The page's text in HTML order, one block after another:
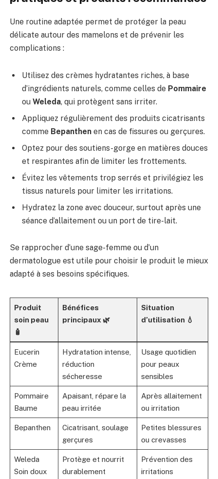
Une routine adaptée permet de protéger la peau
délicate autour des mamelons et de prévenir les
complications :
Utilisez des crèmes hydratantes riches, à base
d’ingrédients naturels, comme celles de Pommaire
ou Weleda, qui protègent sans irriter.
Appliquez régulièrement des produits cicatrisants
comme Bepanthen en cas de fissures ou gerçures.
Optez pour des soutiens-gorge en matières douces
et respirantes afin de limiter les frottements.
Évitez les vêtements trop serrés et privilégiez les
tissus naturels pour limiter les irritations.
Hydratez la zone avec douceur, surtout après une
séance d’allaitement ou un port de tire-lait.
Se rapprocher d’une sage-femme ou d’un
dermatologue est utile pour choisir le produit le mieux
adapté à ses besoins spécifiques.
Produit
soin peau
🧴
Bénéfices
principaux 🌿
Situation
d’utilisation 💧
Eucerin
Crème
Hydratation intense,
réduction
sécheresse
Usage quotidien
pour peaux
sensibles
Pommaire
Baume
Apaisant, répare la
peau irritée
Après allaitement
ou irritation
Bepanthen
Cicatrisant, soulage
gerçures
Petites blessures
ou crevasses
Weleda
Soin doux
Protège et nourrit
durablement
Prévention des
irritations